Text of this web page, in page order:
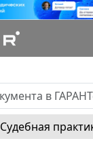
Судебная